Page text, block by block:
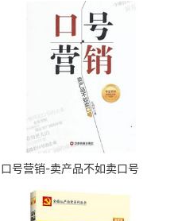
口号营销-卖产品不如卖口号